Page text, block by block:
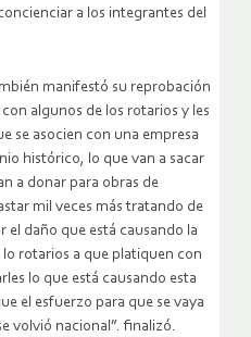
a los integrantes del
manifestó su reprobación
algunos de los rotarios y les
se asocien con una empresa
histórico, lo que van a sacar
a donar para obras de
mil veces más tratando de
el daño que está causando la
rotarios a que platiquen con
lo que está causando esta
el esfuerzo para que se vaya
volvió nacional”. finalizó.